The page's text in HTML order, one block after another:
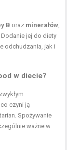
B oraz minerałów
jej do diety
odchudzania, jak i
w diecie?
, co czyni ją
Spożywanie
ważne w